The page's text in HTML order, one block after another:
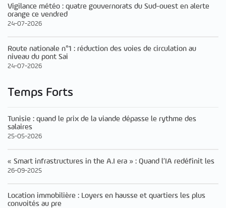
Vigilance météo : quatre gouvernorats du Sud-ouest en alerte
orange ce vendred
24-07-2026
Route nationale n°1 : réduction des voies de circulation au
niveau du pont Sai
24-07-2026
Temps Forts
Tunisie : quand le prix de la viande dépasse le rythme des
salaires
25-05-2026
« Smart infrastructures in the A.I era » : Quand l’IA redéfinit les
26-09-2025
Location immobilière : Loyers en hausse et quartiers les plus
convoités au pre